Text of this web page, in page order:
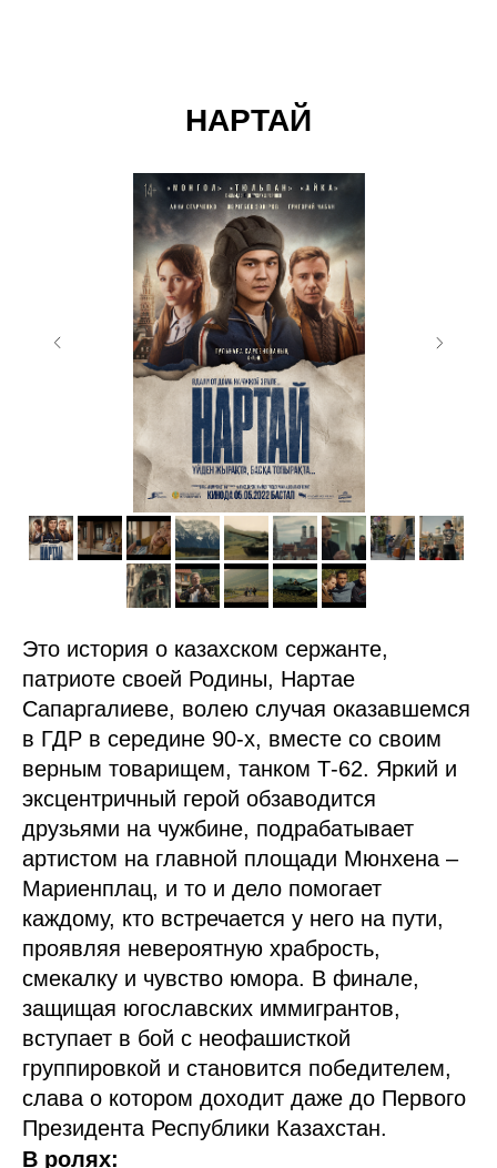
НАРТАЙ
Это история о казахском сержанте,
патриоте своей Родины, Нартае
Сапаргалиеве, волею случая оказавшемся
в ГДР в середине 90-х, вместе со своим
верным товарищем, танком Т-62. Яркий и
эксцентричный герой обзаводится
друзьями на чужбине, подрабатывает
артистом на главной площади Мюнхена –
Мариенплац, и то и дело помогает
каждому, кто встречается у него на пути,
проявляя невероятную храбрость,
смекалку и чувство юмора. В финале,
защищая югославских иммигрантов,
вступает в бой с неофашисткой
группировкой и становится победителем,
слава о котором доходит даже до Первого
Президента Республики Казахстан.
В ролях: